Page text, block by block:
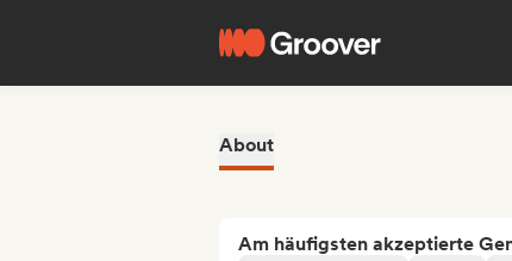
About
Am häufigsten akzeptierte